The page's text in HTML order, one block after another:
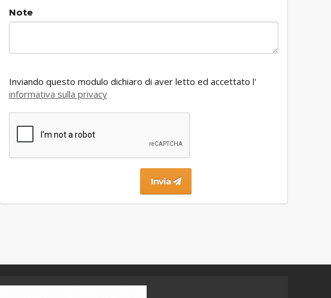
Note
Inviando questo modulo dichiaro di aver letto ed accettato l'
informativa sulla privacy
Invia